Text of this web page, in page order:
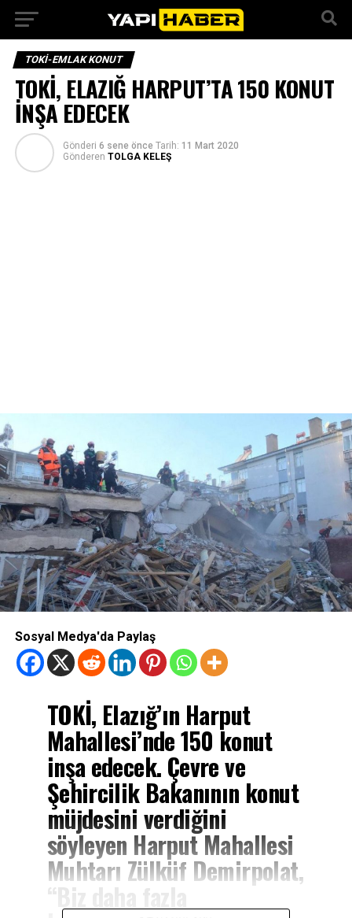
TOKI-EMLAK KONUT
TOKİ, ELAZIĞ HARPUT’TA 150 KONUT
İNŞA EDECEK
Gönderi 6 sene önce Tarih: 11 Mart 2020
Gönderen TOLGA KELEŞ
Sosyal Medya'da Paylaş
TOKİ, Elazığ’ın Harput
Mahallesi’nde 150 konut
inşa edecek. Çevre ve
Şehircilik Bakanının konut
müjdesini verdiğini
söyleyen Harput Mahallesi
Muhtarı Zülküf Demirpolat,
“Biz daha fazla